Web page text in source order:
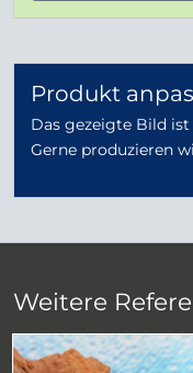
Produkt
Das gezeigte Bild
Gerne produzieren
Weitere